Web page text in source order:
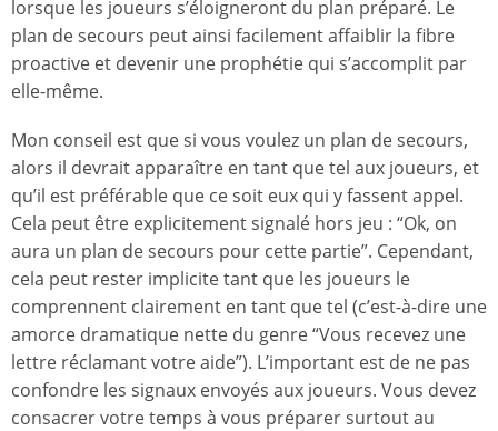
lorsque les joueurs s’éloigneront du plan préparé. Le
plan de secours peut ainsi facilement affaiblir la fibre
proactive et devenir une prophétie qui s’accomplit par
elle-même.
Mon conseil est que si vous voulez un plan de secours,
alors il devrait apparaître en tant que tel aux joueurs, et
qu’il est préférable que ce soit eux qui y fassent appel.
Cela peut être explicitement signalé hors jeu : “Ok, on
aura un plan de secours pour cette partie”. Cependant,
cela peut rester implicite tant que les joueurs le
comprennent clairement en tant que tel (c’est-à-dire une
amorce dramatique nette du genre “Vous recevez une
lettre réclamant votre aide”). L’important est de ne pas
confondre les signaux envoyés aux joueurs. Vous devez
consacrer votre temps à vous préparer surtout au